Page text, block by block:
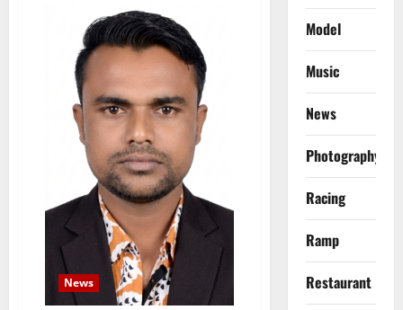
উপজেলা
ইলেকট্রিক
এন্ড
সাপ্লাই
এসোসিয়েশনের
মতবিনিময়
সভা
ও
উপদেষ্টা
কমিটি
গঠন
করা
সম্পন্ন
হয়েছে
News
Model
Music
News
Photography
Racing
Ramp
Restaurant